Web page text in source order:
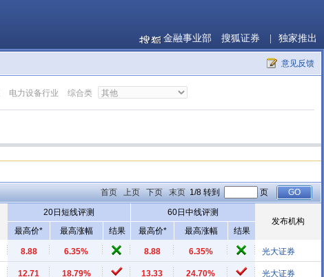
金融事业部 搜狐证券 独家推出
意见反馈
电力设备行业 综合类
首页 上页 下页 末页 1/8 转到 页
20日短线评测
60日中线评测
发布机构
最高价*
最高涨幅 结果 最高价* 最高涨幅 结果
8.88 6.35% 8.88 6.35% 光大证券
12.71 18.79% 13.33 24.70% 光大证券